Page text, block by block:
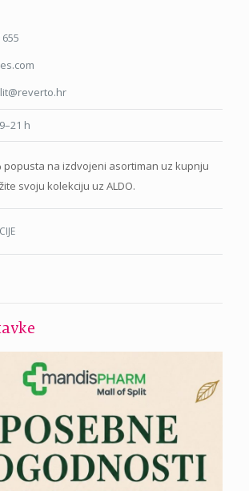
9–21 h
popusta na izdvojeni asortiman uz kupnju
svoju kolekciju uz ALDO.